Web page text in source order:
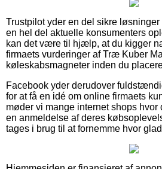
Trustpilot yder en del sikre
en hel del aktuelle konsumenters
kan det være til hjælp, at du kigger
firmaets vurderinger af Træ Kuber
køleskabsmagneter inden du
Facebook yder derudover
for at få en idé om online firmaets
møder vi mange internet shops hvor
en anmeldelse af deres
tages i brug til at fornemme hvor